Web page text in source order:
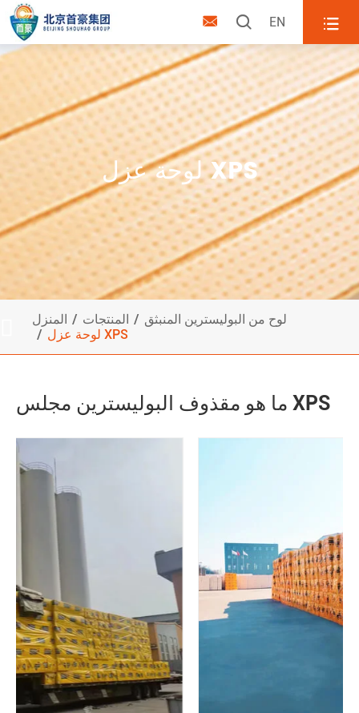
  EN 
لوحة عزل XPS
المنزل المنتجات
لوح من البوليسترين المنبثق
لوحة عزل XPS
ما هو مقذوف البوليسترين مجلس XPS